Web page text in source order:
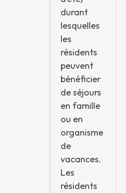
durant
lesquelles
les
résidents
peuvent
bénéficier
de séjours
en famille
ou en
organisme
de
vacances.
Les
résidents